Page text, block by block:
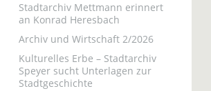
Stadtarchiv Mettmann erinnert
an Konrad Heresbach
Archiv und Wirtschaft 2/2026
Kulturelles Erbe – Stadtarchiv
Speyer sucht Unterlagen zur
Stadtgeschichte